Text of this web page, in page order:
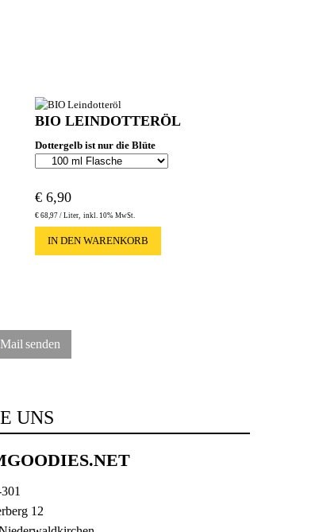
BIO LEINDOTTERÖL
Dottergelb ist nur die Blüte
€ 6,90
€68,97 / Liter inkl. 10% MwSt.
IN DEN WARENKORB
senden
UNS
12